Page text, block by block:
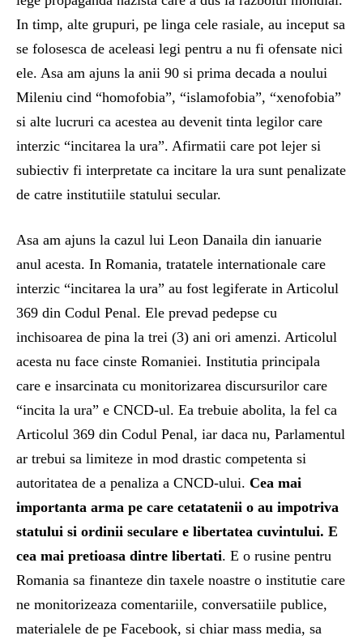
In timp, alte grupuri, pe linga cele rasiale, au inceput sa
se folosesca de aceleasi legi pentru a nu fi ofensate nici
ele. Asa am ajuns la anii 90 si prima decada a noului
Mileniu cind “homofobia”, “islamofobia”, “xenofobia”
si alte lucruri ca acestea au devenit tinta legilor care
interzic “incitarea la ura”. Afirmatii care pot lejer si
subiectiv fi interpretate ca incitare la ura sunt penalizate
de catre institutiile statului secular.
Asa am ajuns la cazul lui Leon Danaila din ianuarie
anul acesta. In Romania, tratatele internationale care
interzic “incitarea la ura” au fost legiferate in Articolul
369 din Codul Penal. Ele prevad pedepse cu
inchisoarea de pina la trei (3) ani ori amenzi. Articolul
acesta nu face cinste Romaniei. Institutia principala
care e insarcinata cu monitorizarea discursurilor care
“incita la ura” e CNCD-ul. Ea trebuie abolita, la fel ca
Articolul 369 din Codul Penal, iar daca nu, Parlamentul
ar trebui sa limiteze in mod drastic competenta si
autoritatea de a penaliza a CNCD-ului. Cea mai
importanta arma pe care cetatatenii o au impotriva
statului si ordinii seculare e libertatea cuvintului. E
cea mai pretioasa dintre libertati. E o rusine pentru
Romania sa finanteze din taxele noastre o institutie care
ne monitorizeaza comentariile, conversatiile publice,
materialele de pe Facebook, si chiar mass media, sa